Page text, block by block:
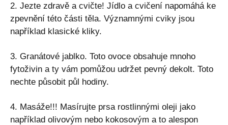
2. Jezte zdravě a cvičte! Jídlo a cvičení napomáhá ke
zpevnění této části těla. Významnými cviky jsou
například klasické kliky.
3. Granátové jablko. Toto ovoce obsahuje mnoho
fytoživin a ty vám pomůžou udržet pevný dekolt. Toto
nechte působit půl hodiny.
4. Masáže!!! Masírujte prsa rostlinnými oleji jako
například olivovým nebo kokosovým a to alespon